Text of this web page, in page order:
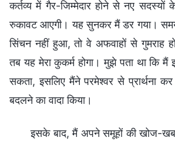
कर्तव्य में गैर-जिम्मेदार होने से नए सदस्यों
रुकावट आएगी। यह सुनकर मैं डर गया।
सिंचन नहीं हुआ, तो वे अफवाहों से गुमराह
तब यह मेरा कुकर्म होगा। मुझे पता था कि
सकता, इसलिए मैंने परमेश्वर से प्रार्थना
बदलने का वादा किया।
इसके बाद, मैं अपने समूहों की खोज-